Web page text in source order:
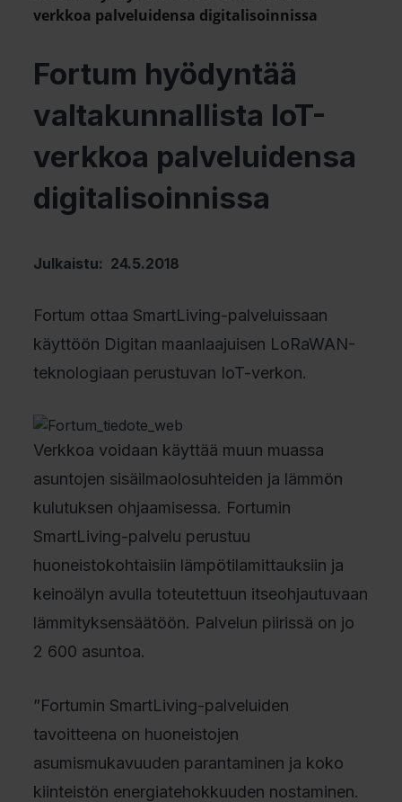
verkkoa palveluidensa digitalisoinnissa
Fortum hyödyntää
valtakunnallista IoT-
verkkoa palveluidensa
digitalisoinnissa
Julkaistu: 24.5.2018
Fortum ottaa SmartLiving-palveluissaan
käyttöön Digitan maanlaajuisen LoRaWAN-
teknologiaan perustuvan IoT-verkon.
Verkkoa voidaan käyttää muun muassa
asuntojen sisäilmaolosuhteiden ja lämmön
kulutuksen ohjaamisessa. Fortumin
SmartLiving-palvelu perustuu
huoneistokohtaisiin lämpötilamittauksiin ja
keinoälyn avulla toteutettuun itseohjautuvaan
lämmityksensäätöön. Palvelun piirissä on jo
2 600 asuntoa.
”Fortumin SmartLiving-palveluiden
tavoitteena on huoneistojen
asumismukavuuden parantaminen ja koko
kiinteistön energiatehokkuuden nostaminen.